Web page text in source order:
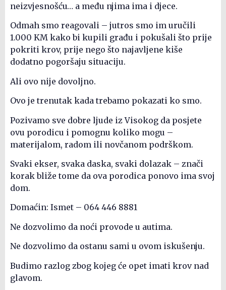
neizvjesnošću… a među njima ima i djece.
Odmah smo reagovali – jutros smo im uručili
1.000 KM kako bi kupili građu i pokušali što prije
pokriti krov, prije nego što najavljene kiše
dodatno pogoršaju situaciju.
Ali ovo nije dovoljno.
Ovo je trenutak kada trebamo pokazati ko smo.
Pozivamo sve dobre ljude iz Visokog da posjete
ovu porodicu i pomognu koliko mogu –
materijalom, radom ili novčanom podrškom.
Svaki ekser, svaka daska, svaki dolazak – znači
korak bliže tome da ova porodica ponovo ima svoj
dom.
Domaćin: Ismet – 064 446 8881
Ne dozvolimo da noći provode u autima.
Ne dozvolimo da ostanu sami u ovom iskušenju.
Budimo razlog zbog kojeg će opet imati krov nad
glavom.